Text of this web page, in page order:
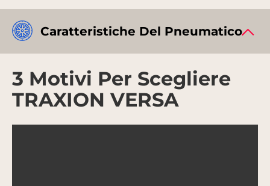
Caratteristiche Del Pneumatico
3 Motivi Per Scegliere
TRAXION VERSA